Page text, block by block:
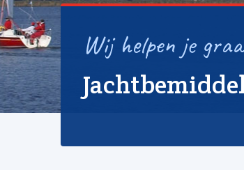
Wij helpen je